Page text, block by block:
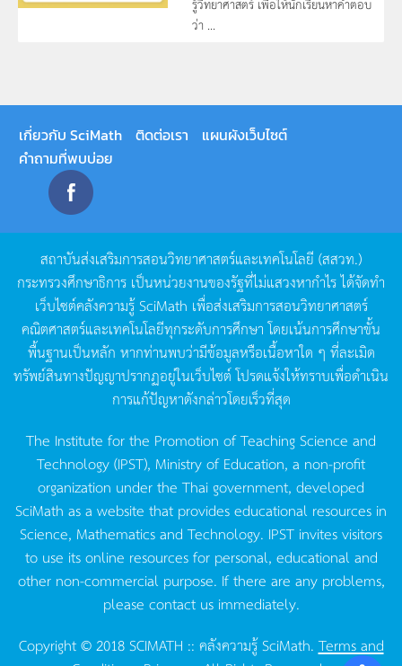
ว่า ...
เกี่ยวกับ SciMath ติดต่อเรา
แผนผังเว็บไซต์
คำถามที่พบบ่อย
สถาบันส่งเสริมการสอนวิทยาศาสตร์และเทคโนโลยี (สสวท.)
กระทรวงศึกษาธิการ เป็นหน่วยงานของรัฐที่ไม่แสวงหากำไรได้จัดทำ
เว็บไซต์คลังความรู้SciMath เพื่อส่งเสริมการสอนวิทยาศาสตร์
คณิตศาสตร์และเทคโนโลยีทุกระดับการศึกษา โดยเน้นการศึกษาขั้น
พื้นฐานเป็นหลัก หากท่านพบว่ามีข้อมูลหรือเนื้อหาใด ๆ ที่ละเมิด
ทรัพย์สินทางปัญญาปรากฏอยู่ในเว็บไซต์โปรดแจ้งให้ทราบเพื่อดำเนิน
การแก้ปัญหาดังกล่าวโดยเร็วที่สุด
The Institute for the Promotion of Teaching Science and
Technology (IPST), Ministry of Education, a non-profit
organization under the Thai government, developed
SciMath as a website that provides educational resources in
Science, Mathematics and Technology. IPST invites visitors
to use its online resources for personal, educational and
other non-commercial purpose. If there are any problems,
please contact us immediately.
Copyright © 2018 SCIMATH :: คลังความรู้ SciMath.Terms and